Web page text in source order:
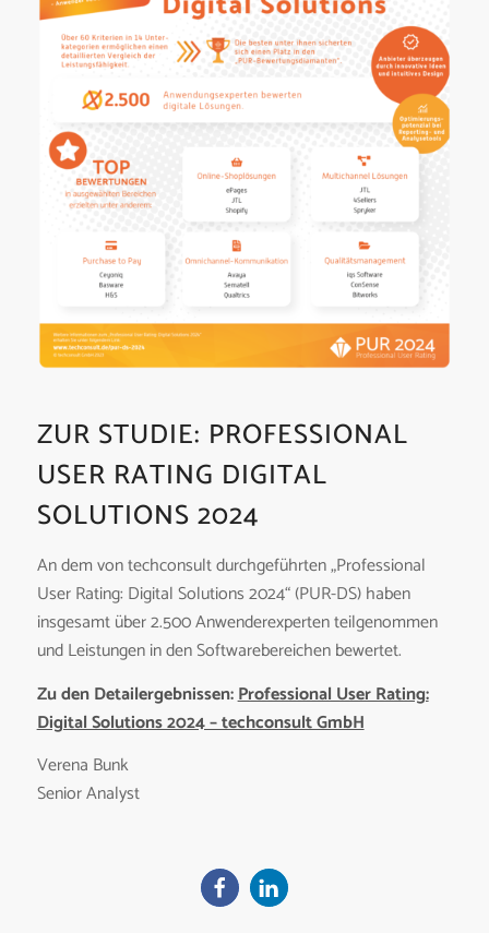
ZUR STUDIE: PROFESSIONAL
USER RATING DIGITAL
SOLUTIONS 2024
An dem von techconsult durchgeführten „Professional
User Rating: Digital Solutions 2024“ (PUR-DS) haben
insgesamt über 2.500 Anwenderexperten teilgenommen
und Leistungen in den Softwarebereichen bewertet.
Zu den Detailergebnissen:Professional User Rating:
Digital Solutions 2024 – techconsult GmbH
Verena Bunk
Senior Analyst